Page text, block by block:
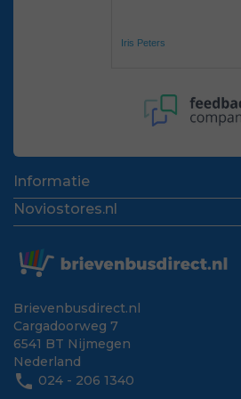
Informatie
Noviostores.nl
Brievenbusdirect.nl
Cargadoorweg 7
6541 BT Nijmegen
Nederland
phone 024 - 206 1340